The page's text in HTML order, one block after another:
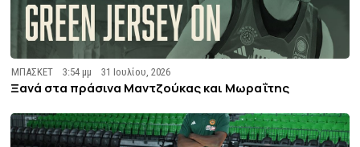
ΜΠΑΣΚΕΤ 3:54 μμ 31 Ιουλίου, 2026
Ξανά στα πράσινα Μαντζούκας και Μωραΐτης